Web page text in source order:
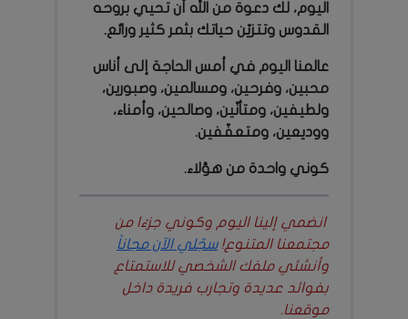
اليوم، لك دعوة من الله أن تحيي بروحه
القدوس وتتزيّن حياتك بثمر كثير ورائع.
عالمنا اليوم في أمس الحاجة إلى أناس
محبين، وفرحين، ومسالمين، وصبورين،
ولطيفين، ومتأنّين، وصالحين، وأمناء،
ووديعين، ومتعفّفين.
كوني واحدة من هؤلاء.
انضمي إلينا اليوم وكوني جزءًا من
مجتمعنا المتنوع!سجّلي الآن مجاناً
وأنشئي ملفك الشخصي للاستمتاع
بفوائد عديدة وتجارب فريدة داخل
موقعنا.